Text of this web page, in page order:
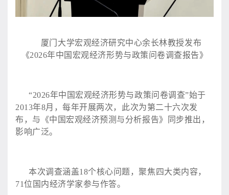
厦门大学宏观经济研究中心余长林教授发布
《2026年中国宏观经济形势与政策问卷调查报告》
“2026年中国宏观经济形势与政策问卷调查”始于
2013年8月，每年开展两次，此次为第二十六次发
布，与《中国宏观经济预测与分析报告》同步推出，
影响广泛。
本次调查涵盖18个核心问题，聚焦四大类内容，
71位国内经济学家参与作答。